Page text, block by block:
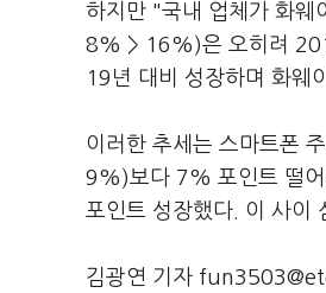
하지만 "국내 업체가 화웨
8% > 16%)은 오히려
19년 대비 성장하며 화웨
이러한 추세는 스마트폰
9%)보다 7% 포인트 떨
포인트 성장했다. 이 사이
김광연 기자